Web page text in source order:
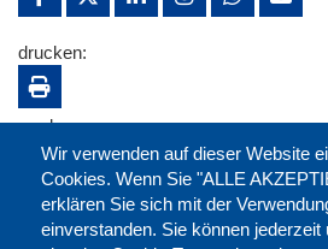
Wir verwenden auf dieser Website
Cookies. Wenn Sie "ALLE
erklären Sie sich mit der
einverstanden. Sie können jederzeit
drucken:
merken: